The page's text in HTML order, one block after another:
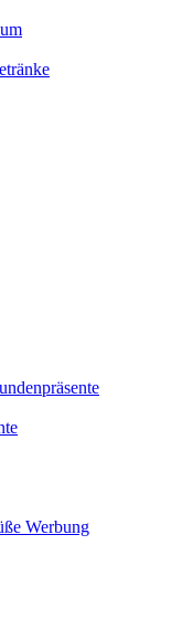
Werbung